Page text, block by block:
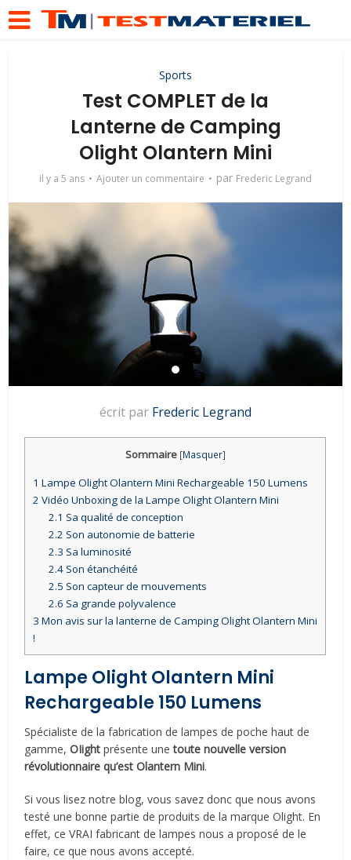
Sports
Test COMPLET de la
Lanterne de Camping
Olight Olantern Mini
il y a 5 ans Ajouter un commentaire par Frederic Legrand
écrit par Frederic Legrand
Sommaire [Masquer]
1 Lampe Olight Olantern Mini Rechargeable 150 Lumens
2 Vidéo Unboxing de la Lampe Olight Olantern Mini
2.1 Sa qualité de conception
2.2 Son autonomie de batterie
2.3 Sa luminosité
2.4 Son étanchéité
2.5 Son capteur de mouvements
2.6 Sa grande polyvalence
3 Mon avis sur la lanterne de Camping Olight Olantern Mini
!
Lampe Olight Olantern Mini
Rechargeable 150 Lumens
Spécialiste de la fabrication de lampes de poche haut de
gamme,OIight présente unetoute nouvelle version
révolutionnaire qu’estOlantern Mini.
Si vous lisez notre blog, vous savez donc que nous avons
testé une bonne partie de produits de la marque Olight. En
effet, ce VRAI fabricant de lampes nous a proposé de le
faire, ce que nous avons accepté.